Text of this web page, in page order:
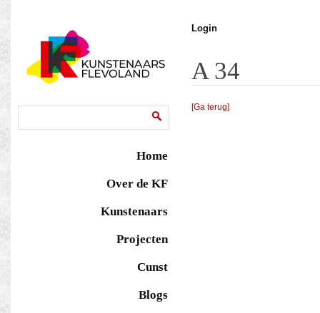
Home
Over de KF
Kunstenaars
Projecten
Cunst
Blogs
Login
A 34
[Ga terug]